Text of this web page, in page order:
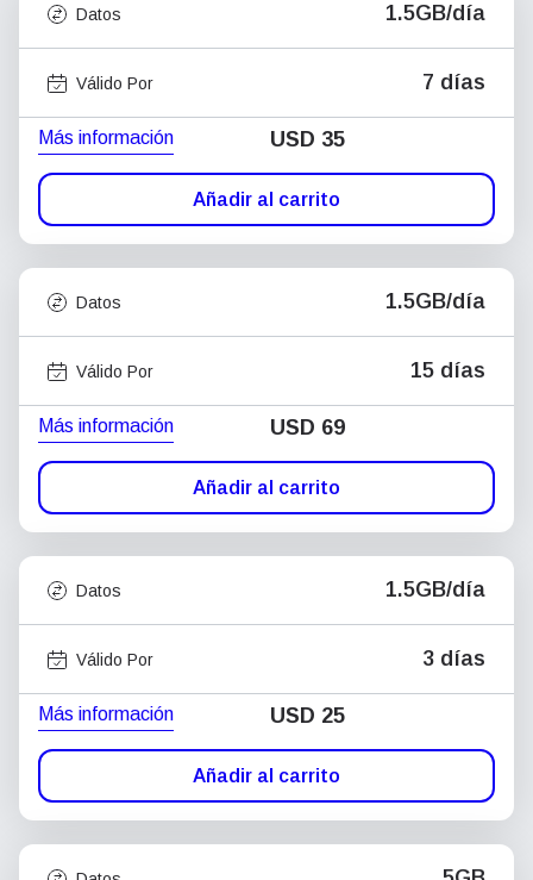
Datos 1.5GB/día
Válido Por 7 días
Más información USD 35
Añadir al carrito
Datos 1.5GB/día
Válido Por 15 días
Más información USD 69
Añadir al carrito
Datos 1.5GB/día
Válido Por 3 días
Más información USD 25
Añadir al carrito